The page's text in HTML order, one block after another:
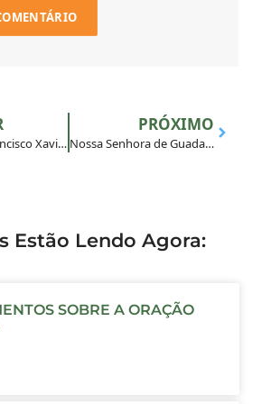
Dia de São Francisco Xavier
PRÓXIMO
Nossa Senhora de Guadalupe: Padroeira da América Latina
Estão Lendo Agora:
SOBRE A ORAÇÃO